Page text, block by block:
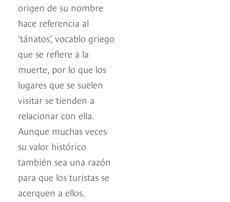
origen de su nombre
hace referencia al
‘tánatos’, vocablo griego
que se refiere a la
muerte, por lo que los
lugares que se suelen
visitar se tienden a
relacionar con ella.
Aunque muchas veces
su valor histórico
también sea una razón
para que los turistas se
acerquen a ellos.